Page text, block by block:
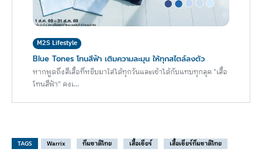
M2S Lifestyle
Blue Tones โทนสีฟ้า เติมความละมุน ให้ทุกสไตล์ลงตัว
หากพูดถึงสีเสื้อที่หยิบมาใส่ได้ทุกวันและเข้าได้กับแทบทุกลุค "เสื้อ
โทนสีฟ้า" คงเ...
TAGS Warrix ทีมชาติไทย เสื้อเชียร์ เสื้อเชียร์ทีมชาติไทย